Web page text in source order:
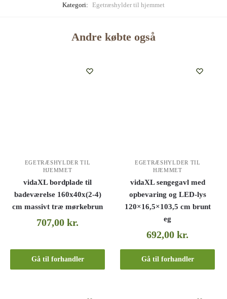
Kategori: Egetræshylder til hjemmet
Andre købte også
EGETRÆSHYLDER TIL
HJEMMET
vidaXL bordplade til
badeværelse 160x40x(2-4)
cm massivt træ mørkebrun
707,00kr.
Gå til forhandler
EGETRÆSHYLDER TIL
HJEMMET
vidaXL sengegavl med
opbevaring og LED-lys
120×16,5×103,5 cm brunt
eg
692,00kr.
Gå til forhandler